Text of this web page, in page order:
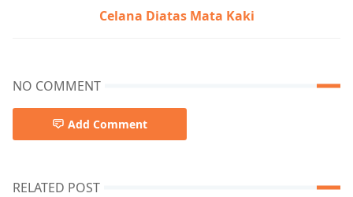
Celana Diatas Mata Kaki
NO COMMENT
Add Comment
RELATED POST